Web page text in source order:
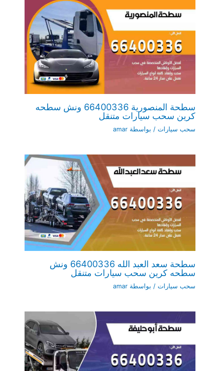
سطحة المنصورية 66400336 ونش سطحه
كرين سحب سيارات متنقل
سحب سيارات/ بواسطة amar
سطحة سعد العبد الله 66400336 ونش
سطحه كرين سحب سيارات متنقل
سحب سيارات/ بواسطة amar